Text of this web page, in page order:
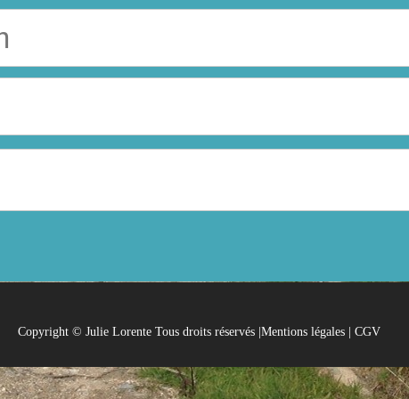
Copyright © Julie Lorente Tous droits réservés |Mentions légales |CGV